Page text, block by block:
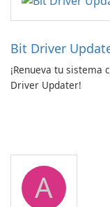
Bit Driver
¡Renueva tu sistema
Driver Updater!
A